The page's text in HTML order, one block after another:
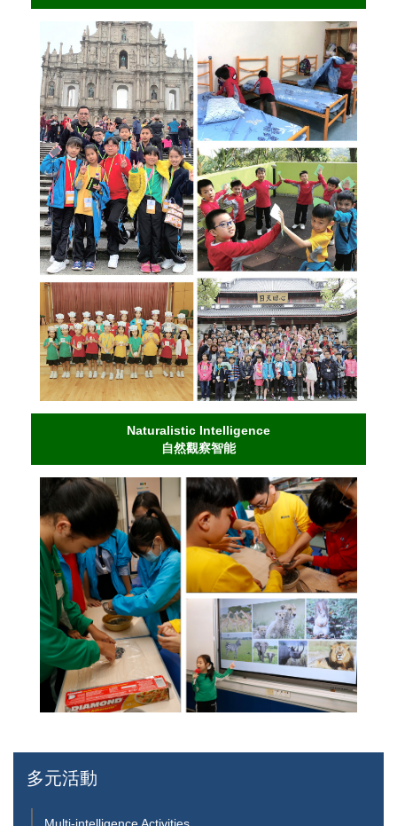
多元活動
Multi-intelligence Activities
Naturalistic Intelligence
自然觀察智能